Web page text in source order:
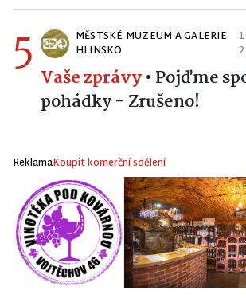
5
MĚSTSKÉ MUZEUM A GALERIE
HLINSKO
Vaše zprávy• Pojďme
pohádky - Zrušeno!
ReklamaKoupit komerční sdělení